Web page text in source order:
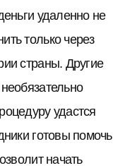
удаленно не
только через
страны. Другие
удастся
готовы помочь
начать